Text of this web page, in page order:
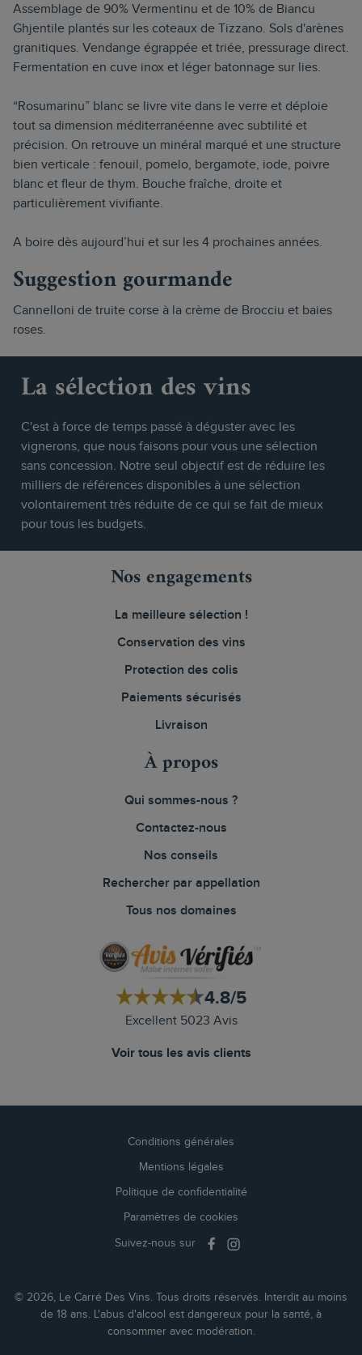
Assemblage de 90% Vermentinu et de 10% de Biancu
Ghjentile plantés sur les coteaux de Tizzano. Sols d'arènes
granitiques. Vendange égrappée et triée, pressurage direct.
Fermentation en cuve inox et léger batonnage sur lies.
“Rosumarinu” blanc se livre vite dans le verre et déploie
tout sa dimension méditerranéenne avec subtilité et
précision. On retrouve un minéral marqué et une structure
bien verticale : fenouil, pomelo, bergamote, iode, poivre
blanc et fleur de thym. Bouche fraîche, droite et
particulièrement vivifiante.
A boire dès aujourd’hui et sur les 4 prochaines années.
Suggestion gourmande
Cannelloni de truite corse à la crème de Brocciu et baies
roses.
La sélection des vins
C'est à force de temps passé à déguster avec les
vignerons, que nous faisons pour vous une sélection
sans concession. Notre seul objectif est de réduire les
milliers de références disponibles à une sélection
volontairement très réduite de ce qui se fait de mieux
pour tous les budgets.
Nos engagements
La meilleure sélection !
Conservation des vins
Protection des colis
Paiements sécurisés
Livraison
À propos
Qui sommes-nous ?
Contactez-nous
Nos conseils
Rechercher par appellation
Tous nos domaines
4.8/5
Excellent 5023 Avis
Voir tous les avis clients
Conditions générales
Mentions légales
Politique de confidentialité
Paramètres de cookies
Suivez-nous sur
© 2026, Le Carré Des Vins. Tous droits réservés. Interdit au moins
de 18 ans. L'abus d'alcool est dangereux pour la santé, à
consommer avec modération.